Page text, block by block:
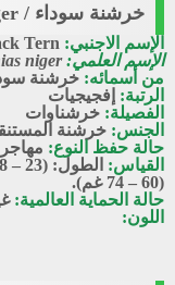
خرشنة سوداء / Chlidonias niger
الإسم الاجنبي: Tern
الإسم العلمي:niger
من أسمائه: خرشنة
الرتبة: إفجيجيات
الفصيلة: خرشناوات
الجنس: خرشنة
حالة حفظ النوع: مهاجر
القياس:
(60 – 74 غم).
حالة الحماية العالمية:
اللون: